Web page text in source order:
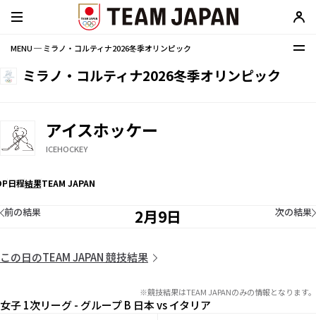
MENU ─ ミラノ・コルティナ2026冬季オリンピック
ミラノ・コルティナ2026冬季オリンピック
アイスホッケー
ICEHOCKEY
日程結果TEAM JAPAN
2月9日
前の結果 次の結果
この日のTEAM JAPAN 競技結果
※競技結果はTEAM JAPANのみの情報となります。
女子 1次リーグ - グループ B 日本 vs イタリア